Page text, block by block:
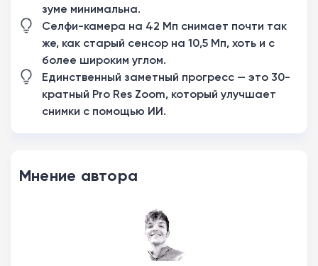
зуме минимальна.
Селфи-камера на 42 Мп снимает почти так
же, как старый сенсор на 10,5 Мп, хоть и с
более широким углом.
Единственный заметный прогресс — это 30-
кратный Pro Res Zoom, который улучшает
снимки с помощью ИИ.
Мнение автора